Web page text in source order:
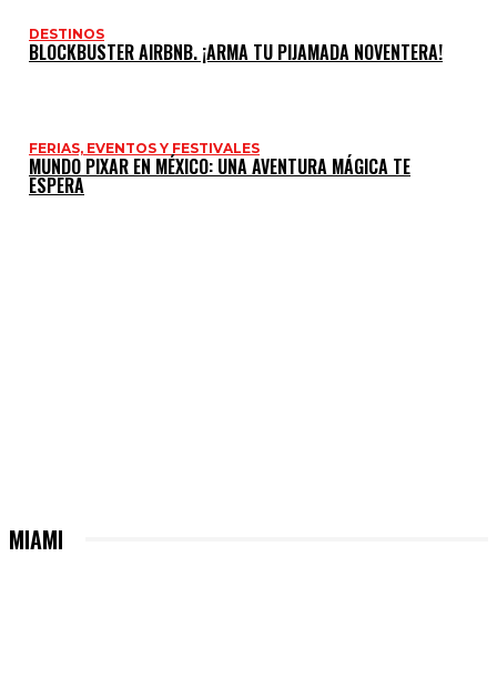
DESTINOS
BLOCKBUSTER AIRBNB. ¡ARMA TU PIJAMADA NOVENTERA!
FERIAS, EVENTOS Y FESTIVALES
MUNDO PIXAR EN MÉXICO: UNA AVENTURA MÁGICA TE
ESPERA
MIAMI